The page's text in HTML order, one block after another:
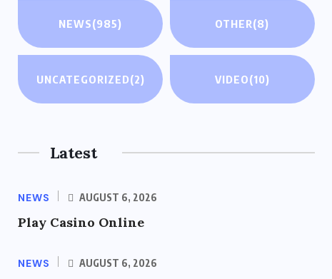
NEWS(985) OTHER(8)
UNCATEGORIZED(2) VIDEO(10)
Latest
NEWS AUGUST 6, 2026
Play Casino Online
NEWS AUGUST 6, 2026